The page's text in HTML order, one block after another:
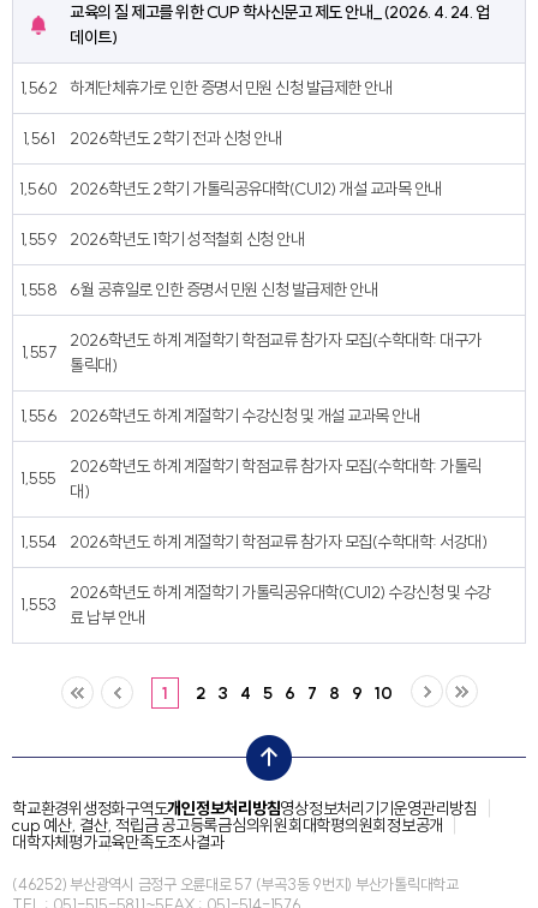
아
이
콘
공
아
콘
교육의 질 제고를 위한 CUP 학사신문고 제도 안내_(2026. 4. 24. 업
데이트)
1,562 하계단체휴가로 인한 증명서 민원 신청 발급제한 안내
1,561 2026학년도 2학기 전과 신청 안내
1,560 2026학년도 2학기 가톨릭공유대학(CU12) 개설 교과목 안내
1,559 2026학년도 1학기 성적철회 신청 안내
1,558 6월 공휴일로 인한 증명서 민원 신청 발급제한 안내
1,557
2026학년도 하계 계절학기 학점교류 참가자 모집(수학대학: 대구가
톨릭대)
1,556 2026학년도 하계 계절학기 수강신청 및 개설 교과목 안내
1,555
2026학년도 하계 계절학기 학점교류 참가자 모집(수학대학: 가톨릭
대)
1,554 2026학년도 하계 계절학기 학점교류 참가자 모집(수학대학: 서강대)
1,553
2026학년도 하계 계절학기 가톨릭공유대학(CU12) 수강신청 및 수강
료 납부 안내
1 2 3 4 5 6 7 8 9 10
top
학교환경위생정화구역도개인정보처리방침영상정보처리기기운영관리방침
cup 예산, 결산, 적립금 공고등록금심의위원회대학평의원회정보공개
대학자체평가교육만족도조사결과
(46252) 부산광역시 금정구 오륜대로 57 (부곡3동 9번지) 부산가톨릭대학교